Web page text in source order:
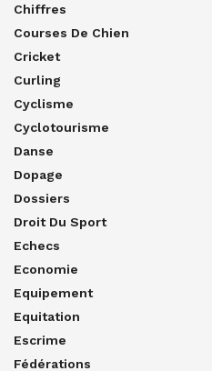
Chiffres
Courses De Chien
Cricket
Curling
Cyclisme
Cyclotourisme
Danse
Dopage
Dossiers
Droit Du Sport
Echecs
Economie
Equipement
Equitation
Escrime
Fédérations